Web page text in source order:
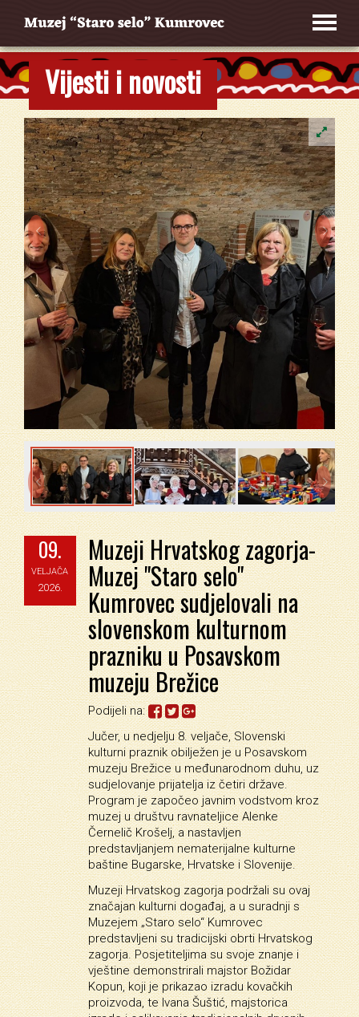
Vijesti i novosti
 
 
09.
VELJAČA
2026.
Muzeji Hrvatskog zagorja-
Muzej "Staro selo"
Kumrovec sudjelovali na
slovenskom kulturnom
prazniku u Posavskom
muzeju Brežice
Podijeli na:
Jučer, u nedjelju 8. veljače, Slovenski
kulturni praznik obilježen je u Posavskom
muzeju Brežice u međunarodnom duhu, uz
sudjelovanje prijatelja iz četiri države.
Program je započeo javnim vodstvom kroz
muzej u društvu ravnateljice Alenke
Černelič Krošelj, a nastavljen
predstavljanjem nematerijalne kulturne
baštine Bugarske, Hrvatske i Slovenije.
Muzeji Hrvatskog zagorja podržali su ovaj
značajan kulturni događaj, a u suradnji s
Muzejem „Staro selo“ Kumrovec
predstavljeni su tradicijski obrti Hrvatskog
zagorja. Posjetiteljima su svoje znanje i
vještine demonstrirali majstor Božidar
Kopun, koji je prikazao izradu kovačkih
proizvoda, te Ivana Šuštić, majstorica